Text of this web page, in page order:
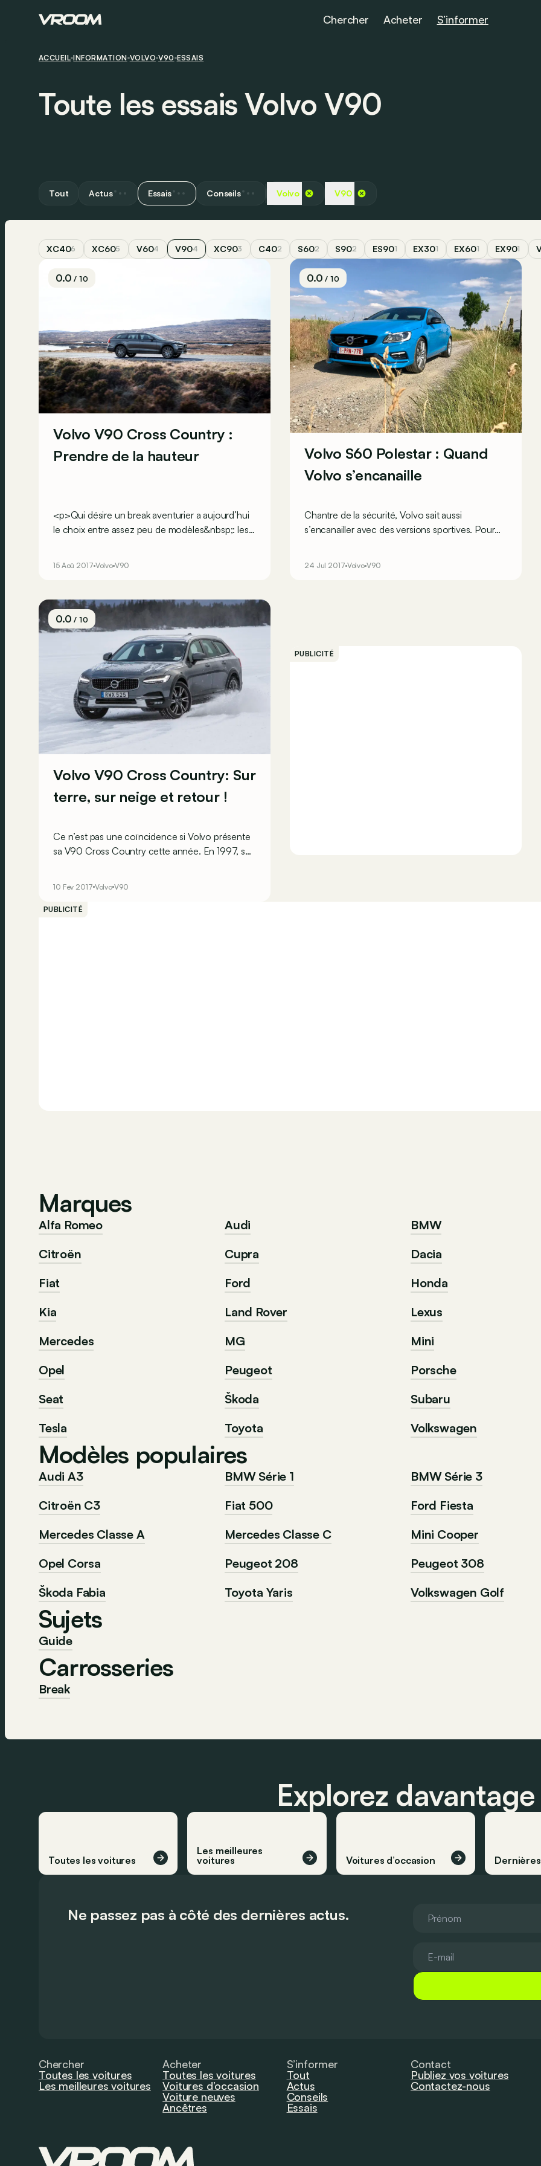
Chercher Acheter S’informer
ACCUEIL INFORMATION VOLVO V90 ESSAIS
Toute les essais Volvo V90
Tout Actus Essais Conseils Volvo V90
XC406 XC605 V604 V904 XC903 C402 S602 S902 ES901 EX301 EX601 EX901
0.0/ 10
Volvo V90 Cross Country :
Prendre de la hauteur
<p>Qui désire un break aventurier a aujourd’hui
le choix entre assez peu de modèles&nbsp;: les
15 Aoû 2017 Volvo V90
0.0/ 10
Volvo S60 Polestar : Quand
Volvo s’encanaille
Chantre de la sécurité, Volvo sait aussi
s’encanailler avec des versions sportives. Pour
24 Jul 2017 Volvo V90
0.0/ 10
Volvo V90 Cross Country: Sur
terre, sur neige et retour !
Ce n’est pas une coïncidence si Volvo présente
sa V90 Cross Country cette année. En 1997, soit
V90 Cross Country sur la neige et sur la glace
10 Fév 2017 Volvo V90
PUBLICITÉ
PUBLICITÉ
Marques
Alfa Romeo Audi BMW
Citroën
Cupra Dacia
Fiat
Ford Honda
Kia
Land Rover Lexus
Mercedes
MG Mini
Opel
Peugeot Porsche
Seat
Škoda Subaru
Tesla
Toyota Volkswagen
Modèles populaires
Audi A3 BMW Série 1 BMW Série 3
Citroën C3
Fiat 500 Ford Fiesta
Mercedes Classe A
Mercedes Classe C Mini Cooper
Opel Corsa
Peugeot 208 Peugeot 308
Škoda Fabia
Toyota Yaris Volkswagen Golf
Sujets
Guide
Carrosseries
Break
Explorez davantage
Toutes les voitures
Les meilleures
voitures
Voitures d’occasion
Ne passez pas à côté des dernières actus.
Chercher
Toutes les voitures
Les meilleures voitures
Acheter
Toutes les voitures
Voitures d’occasion
Voiture neuves
Ancêtres
S’informer
Tout
Actus
Conseils
Essais
Contact
Publiez vos voitures
Contactez-nous